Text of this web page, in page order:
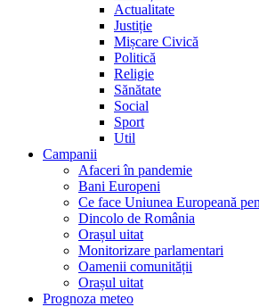
Actualitate
Justiție
Mișcare Civică
Politică
Religie
Sănătate
Social
Sport
Util
Campanii
Afaceri în pandemie
Bani Europeni
Ce face Uniunea Europeană
Dincolo de România
Orașul uitat
Monitorizare parlamentari
Oamenii comunității
Orașul uitat
Prognoza meteo